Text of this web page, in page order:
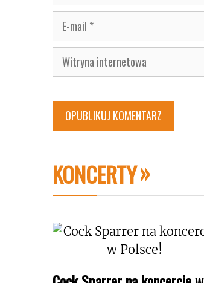
E-
mail
Witryna
internetowa
KONCERTY